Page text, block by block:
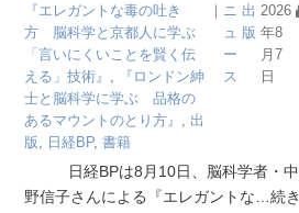
『エレガントな毒の吐き
方 脳科学と京都人に学ぶ
「言いにくいことを賢く伝
える」技術』 ,
『ロンドン紳
士と脳科学に学ぶ 品格の
あるマウントのとり方』 , 出
版, 日経BP,書籍
｜ ニ
ュ
ー
ス
出
版
2026
年8
月7
日
日経BPは8月10日、脳科学者・中
野信子さんによる『エレガントな…続き